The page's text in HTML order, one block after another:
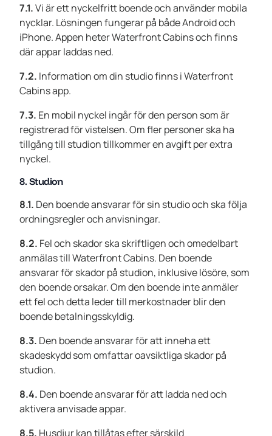
7.1.Vi är ett nyckelfritt boende och använder mobila
nycklar. Lösningen fungerar på både Android och
iPhone. Appen heter Waterfront Cabins och finns
där appar laddas ned.
7.2. Information om din studio finns i Waterfront
Cabins app.
7.3. En mobil nyckel ingår för den person som är
registrerad för vistelsen. Om fler personer ska ha
tillgång till studion tillkommer en avgift per extra
nyckel.
8. Studion
8.1. Den boende ansvarar för sin studio och ska följa
ordningsregler och anvisningar.
8.2. Fel och skador ska skriftligen och omedelbart
anmälas till Waterfront Cabins. Den boende
ansvarar för skador på studion, inklusive lösöre, som
den boende orsakar. Om den boende inte anmäler
ett fel och detta leder till merkostnader blir den
boende betalningsskyldig.
8.3. Den boende ansvarar för att inneha ett
skadeskydd som omfattar oavsiktliga skador på
studion.
8.4. Den boende ansvarar för att ladda ned och
aktivera anvisade appar.
8.5. Husdjur kan tillåtas efter särskild